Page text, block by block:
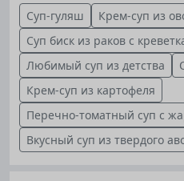
Суп-гуляш
Крем-суп из
Суп биск из раков с
Любимый суп из детства
Крем-суп из картофеля
Перечно-томатный суп с
Вкусный суп из твердого